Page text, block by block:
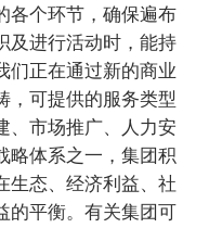
各个环节，确保遍布
及进行活动时，能持
们正在通过新的商业
，可提供的服务类型
、市场推广、人力安
略体系之一，集团积
生态、经济利益、社
的平衡。有关集团可